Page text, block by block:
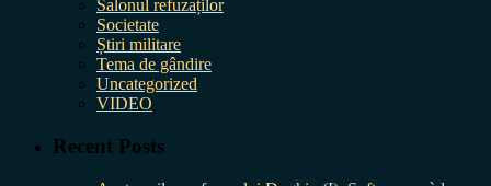
Salonul refuzaților
Societate
Știri militare
Tema de gândire
Uncategorized
VIDEO
Recent Posts